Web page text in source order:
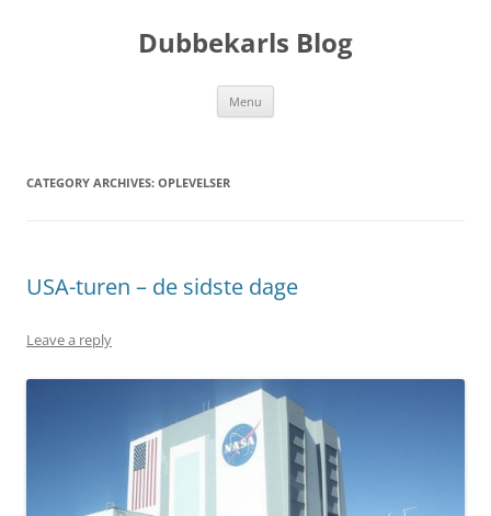
Dubbekarls Blog
Menu
CATEGORY ARCHIVES: OPLEVELSER
USA-turen – de sidste dage
Leave a reply